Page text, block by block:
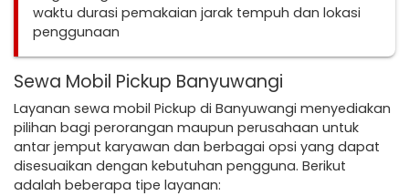
waktu durasi pemakaian jarak tempuh dan lokasi
penggunaan
Sewa Mobil Pickup Banyuwangi
Layanan sewa mobil Pickup di Banyuwangi menyediakan
pilihan bagi perorangan maupun perusahaan untuk
antar jemput karyawan dan berbagai opsi yang dapat
disesuaikan dengan kebutuhan pengguna. Berikut
adalah beberapa tipe layanan: